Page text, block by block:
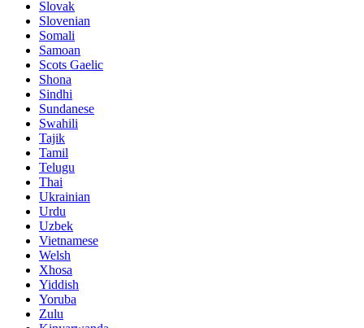
Slovak
Slovenian
Somali
Samoan
Scots Gaelic
Shona
Sindhi
Sundanese
Swahili
Tajik
Tamil
Telugu
Thai
Ukrainian
Urdu
Uzbek
Vietnamese
Welsh
Xhosa
Yiddish
Yoruba
Zulu